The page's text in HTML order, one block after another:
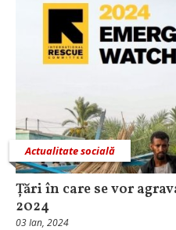
Actualitate socială
Țări în care se vor
2024
03 Ian, 2024